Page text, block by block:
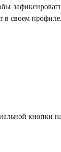
в своем профиле.
кнопки